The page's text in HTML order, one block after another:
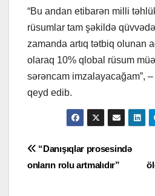
“Bu andan etibarən milli
rüsumlar tam şəkildə
zamanda artıq tətbiq olunan
olaraq 10% qlobal rüsum
sərəncam imzalayacağam”,
qeyd edib.
Yazı
“Danışıqlar prosesində
onların rolu artmalıdır”